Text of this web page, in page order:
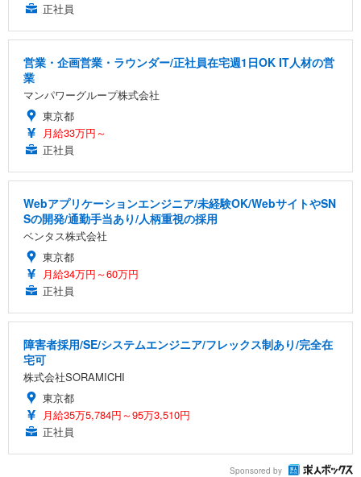
正社員
営業・企画営業・ラウンダー/正社員在宅週1日OK IT人材の営
業
マンパワーグループ株式会社
東京都
月給33万円～
正社員
Webアプリケーションエンジニア/未経験OK/WebサイトやSN
Sの開発/通勤手当あり/人柄重視の採用
ベンタス株式会社
東京都
月給34万円～60万円
正社員
障害者採用/SE/システムエンジニア/フレックス制あり/完全在
宅可
株式会社SORAMICHI
東京都
月給35万5,784円～95万3,510円
正社員
Sponsored by